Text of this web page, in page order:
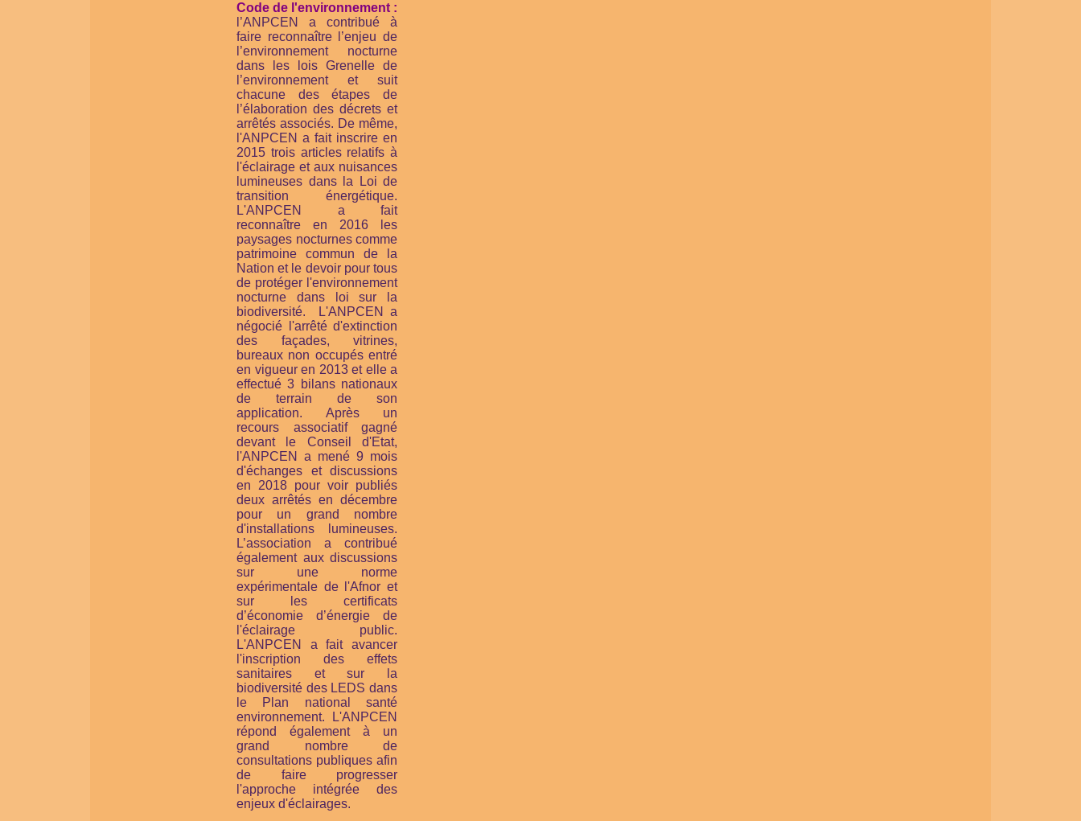
Code de l'environnement :
l’ANPCEN a contribué à
faire reconnaître l’enjeu de
l’environnement nocturne
dans les lois Grenelle de
l’environnement et suit
chacune des étapes de
l’élaboration des décrets et
arrêtés associés. De même,
l'ANPCEN a fait inscrire en
2015 trois articles relatifs à
l'éclairage et aux nuisances
lumineuses dans la Loi de
transition énergétique.
L'ANPCEN a fait
reconnaître en 2016 les
paysages nocturnes comme
patrimoine commun de la
Nation et le devoir pour tous
de protéger l'environnement
nocturne dans loi sur la
biodiversité.
L'ANPCEN a
négocié l'arrêté d'extinction
des façades, vitrines,
bureaux non occupés entré
en vigueur en 2013 et elle a
effectué 3 bilans nationaux
de terrain de son
application. Après un
recours associatif gagné
devant le Conseil d'Etat,
l'ANPCEN a mené 9 mois
d'échanges et discussions
en 2018 pour voir publiés
deux arrêtés en décembre
pour un grand nombre
d'installations lumineuses.
L’association a contribué
également aux discussions
sur une norme
expérimentale de l'Afnor et
sur les certificats
d’économie d’énergie de
l'éclairage public.
L'ANPCEN a fait avancer
l'inscription des effets
sanitaires et sur la
biodiversité des LEDS dans
le Plan national santé
environnement. L'ANPCEN
répond également à un
grand nombre de
consultations publiques afin
de faire progresser
l'approche intégrée des
enjeux d'éclairages.